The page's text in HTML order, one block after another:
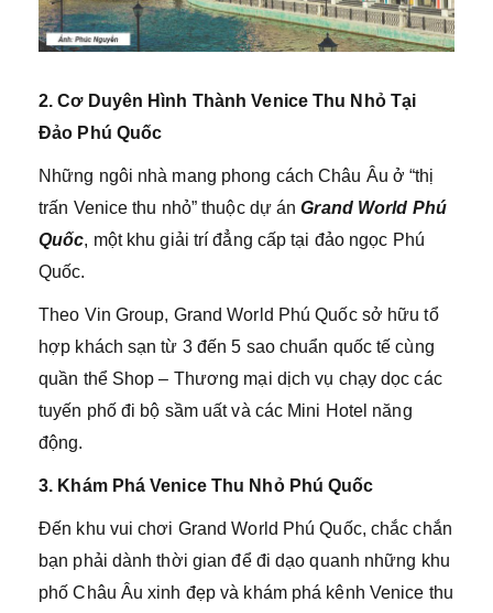
2. Cơ Duyên Hình Thành Venice Thu Nhỏ Tại
Đảo Phú Quốc
Những ngôi nhà mang phong cách Châu Âu ở “thị
trấn Venice thu nhỏ” thuộc dự ánGrand World Phú
Quốc, một khu giải trí đẳng cấp tại đảo ngọc Phú
Quốc.
Theo Vin Group, Grand World Phú Quốc sở hữu tổ
hợp khách sạn từ 3 đến 5 sao chuẩn quốc tế cùng
quần thể Shop – Thương mại dịch vụ chạy dọc các
tuyến phố đi bộ sầm uất và các Mini Hotel năng
động.
3. Khám Phá Venice Thu Nhỏ Phú Quốc
Đến khu vui chơi Grand World Phú Quốc, chắc chắn
bạn phải dành thời gian để đi dạo quanh những khu
phố Châu Âu xinh đẹp và khám phá kênh Venice thu